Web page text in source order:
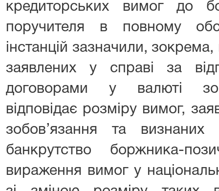
кредиторських вимог до
поручителя в повному
інстанцій зазначили,
заявлених у справі за
договорами у валюті
відповідає розміру вимог,
зобов’язання та
банкрутство боржника-
вираження вимог у